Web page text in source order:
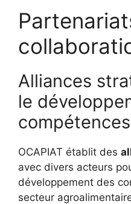
Alliances
le
compétences
OCAPIAT établit des
avec divers acteurs
développement des
secteur